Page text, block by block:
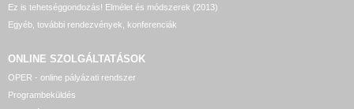
Ez is tehetséggondozás! Elmélet és módszerek (2013)
Egyéb, további rendezvények, konferenciák
ONLINE SZOLGÁLTATÁSOK
OPER - online pályázati rendszer
Programbeküldés